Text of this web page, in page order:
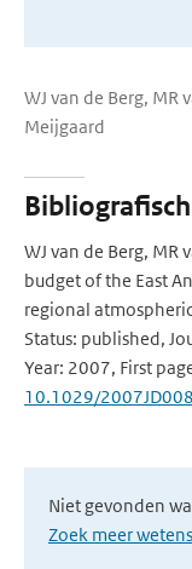
WJ van de Berg, MR
Meijgaard
WJ van de Berg, MR
budget of the East
regional
Status: published,
Year: 2007, First
10.1029/
Niet gevonden
Zoek meer